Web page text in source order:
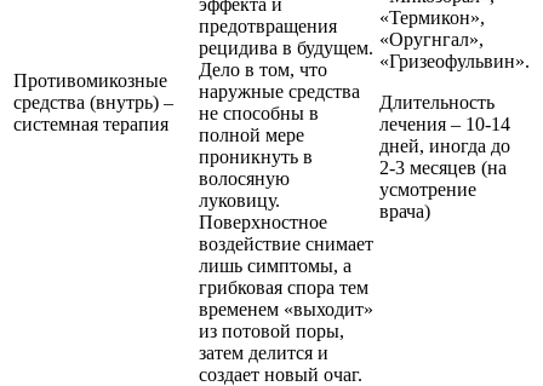
Противомикозные
средства (внутрь) –
системная терапия
предотвращения
рецидива в будущем.
Дело в том, что
наружные средства
не способны в
полной мере
проникнуть в
волосяную
луковицу.
Поверхностное
воздействие снимает
лишь симптомы, а
грибковая спора тем
временем «выходит»
из потовой поры,
затем делится и
создает новый очаг.
«Термикон»,
«Оругнгал»,
«Гризеофульвин».
Длительность
лечения – 10-14
дней, иногда до
2-3 месяцев (на
усмотрение
врача)